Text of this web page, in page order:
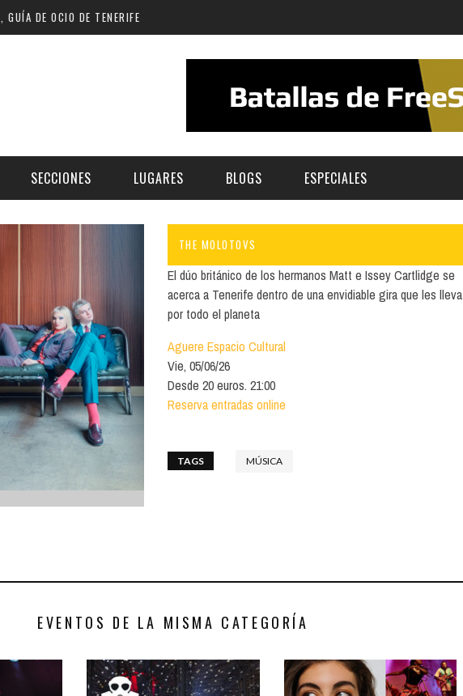
GUÍA DE OCIO DE TENERIFE
Norte
Santa Cruz | La Laguna
Islas
Cultura
SECCIONES
CULTURA
GASTRONOMÍA
INFANTIL
LUGARES
ARTE | MUSEOS
SALAS Y AUDITORIOS
ESPACIOS CULTURALES
LOCALES CON ACTUACIONES
COMERCIO
BLOGS ESPECIALES
FESTIVAL TAGANANA 2026
THE MOLOTOVS
El dúo británico de los hermanos Matt e Issey Cartlidge se
acerca a Tenerife dentro de una envidiable gira que les lleva
por todo el planeta
Aguere Espacio Cultural
Vie, 05/06/26
Desde 20 euros. 21:00
Reserva entradas online
TAGS MÚSICA
EVENTOS DE LA MISMA CATEGORÍA